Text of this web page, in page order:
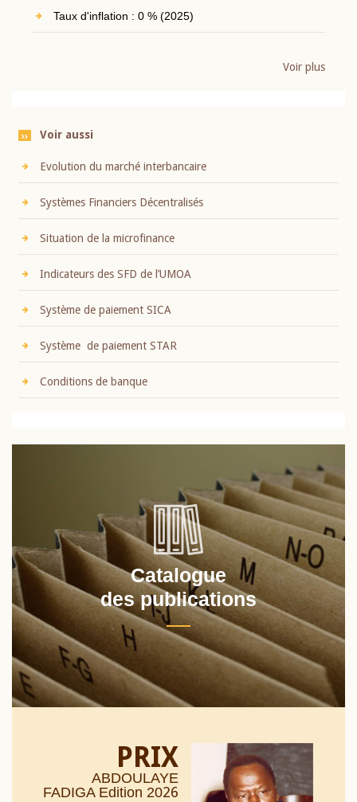
Taux d'inflation : 0 % (2025)
Voir plus
Voir aussi
Evolution du marché interbancaire
Systèmes Financiers Décentralisés
Situation de la microfinance
Indicateurs des SFD de l’UMOA
Système de paiement SICA
Système de paiement STAR
Conditions de banque
Catalogue
des publications
PRIX
ABDOULAYE
FADIGA Edition 2026